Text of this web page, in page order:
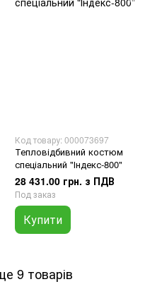
Код товару: 000073697
Тепловідбивний костюм
спеціальний "Індекс-800"
28 431.00 грн. з ПДВ
Под заказ
Купити
9 товарів